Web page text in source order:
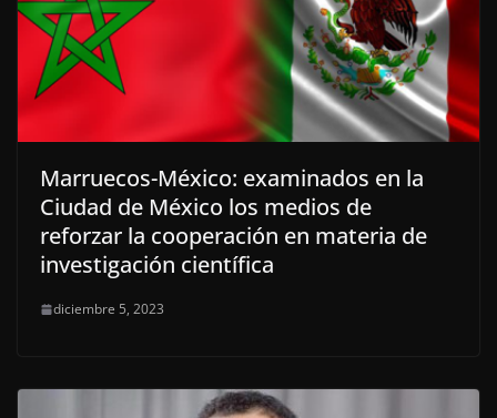
Marruecos-México: examinados en la
Ciudad de México los medios de
reforzar la cooperación en materia de
investigación científica
diciembre 5, 2023